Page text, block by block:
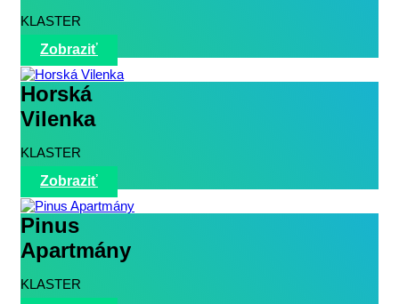
KLASTER
Zobraziť
Horská
Vilenka
KLASTER
Zobraziť
Pinus
Apartmány
KLASTER